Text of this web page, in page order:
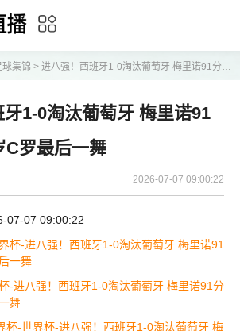
球集锦 > 进八强！西班牙1-0淘汰葡萄牙 梅里诺91分钟绝杀41岁C罗最后一舞
1-0淘汰葡萄牙 梅里诺91
C罗最后一舞
2026-07-07 09:00:22
07-07 09:00:22
杯-进八强！西班牙1-0淘汰葡萄牙 梅里诺91
一舞
-进八强！西班牙1-0淘汰葡萄牙 梅里诺91分
舞
杯-世界杯-进八强！西班牙1-0淘汰葡萄牙 梅